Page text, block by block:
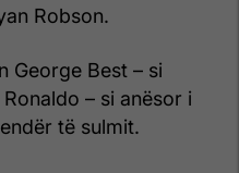
Robson.
George Best – si
– si anësor i
të sulmit.